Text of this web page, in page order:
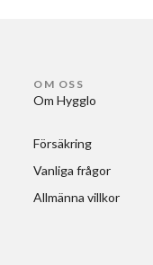
OM OSS
Om Hygglo
Försäkring
Vanliga frågor
Allmänna villkor